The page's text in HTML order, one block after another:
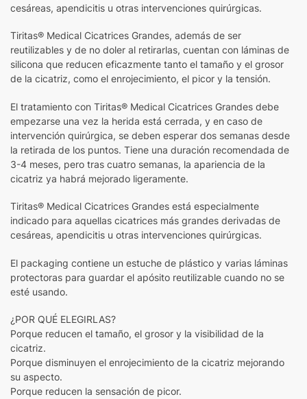
cesáreas, apendicitis u otras intervenciones quirúrgicas.
Tiritas® Medical Cicatrices Grandes, además de ser
reutilizables y de no doler al retirarlas, cuentan con láminas de
silicona que reducen eficazmente tanto el tamaño y el grosor
de la cicatriz, como el enrojecimiento, el picor y la tensión.
El tratamiento con Tiritas® Medical Cicatrices Grandes debe
empezarse una vez la herida está cerrada, y en caso de
intervención quirúrgica, se deben esperar dos semanas desde
la retirada de los puntos. Tiene una duración recomendada de
3-4 meses, pero tras cuatro semanas, la apariencia de la
cicatriz ya habrá mejorado ligeramente.
Tiritas® Medical Cicatrices Grandes está especialmente
indicado para aquellas cicatrices más grandes derivadas de
cesáreas, apendicitis u otras intervenciones quirúrgicas.
El packaging contiene un estuche de plástico y varias láminas
protectoras para guardar el apósito reutilizable cuando no se
esté usando.
¿POR QUÉ ELEGIRLAS?
Porque reducen el tamaño, el grosor y la visibilidad de la
cicatriz.
Porque disminuyen el enrojecimiento de la cicatriz mejorando
su aspecto.
Porque reducen la sensación de picor.